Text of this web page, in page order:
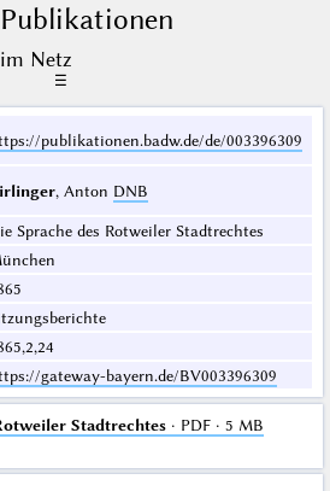
Publikationen
im Netz
☰
publikationen.badw.de/de/003396309
, Anton DNB
Sprache des Rotweiler Stadtrechtes
gateway-bayern.de/BV003396309
Stadtrechtes· PDF · 5 MB